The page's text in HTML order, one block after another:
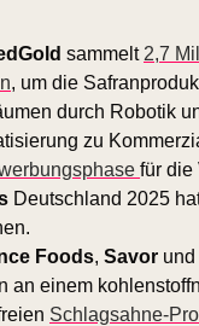
sammelt 2,7
, um die
durch Robotik
zu
für die
Deutschland 2025
Foods, Savor und
an einem
Schlagsahne-